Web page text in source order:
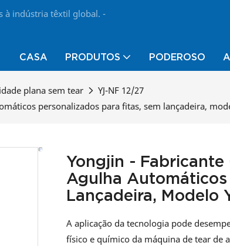
à indústria têxtil global. -
CASA PRODUTOS PODEROSO
plana sem tear
YJ-NF 12/27
personalizados para fitas, sem lançadeira,
Yongjin - Fabricante
Agulha Automáticos
Lançadeira, Modelo
A aplicação da tecnologia pode
físico e químico da máquina de tear de